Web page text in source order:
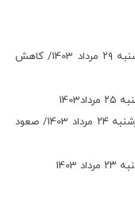
قیمت دلار و یورو در صرافی ملی امروز دوشنبه ۲۹ مرداد 1403/ کاهش
قیمت دلار و یورو در صرافی ملی امروز چهارشنبه ۲۴ مرداد 1403/ صعود